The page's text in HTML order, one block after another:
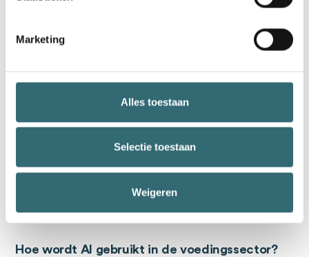
Marketing
Alles toestaan
Selectie toestaan
Weigeren
Er zijn talloze voorbeelden van het succesvolle gebruik
van AI in het MKB. Een bedrijf in de maakindustrie zou
retailers gebruikmaken van op AI gebaseerde
voorraadbeheersystemen, verkoopgegevens analyseren
ondervoorraad te voorkomen. Een andere toepassing is
het gebruik van chatbots in de klantenservice, die 24 uur
klanten efficiënt beantwoorden, waardoor de werklast
van menselijke werknemers wordt verlicht.
Hoe wordt AI gebruikt in de voedingssector?